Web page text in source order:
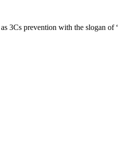
3Cs prevention with the slogan